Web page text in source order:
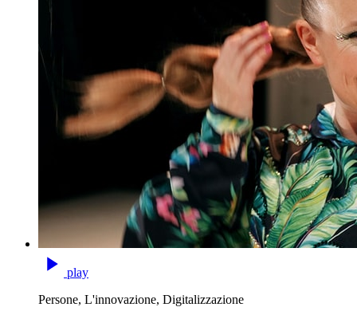
play
Persone, L'innovazione, Digitalizzazione